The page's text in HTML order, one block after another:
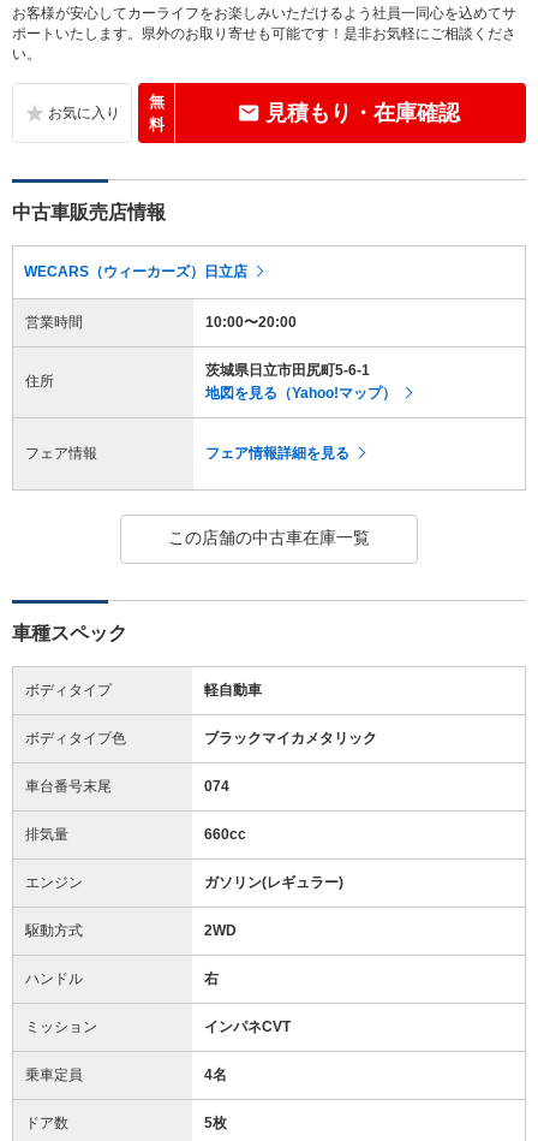
お客様が安心してカーライフをお楽しみいただけるよう社員一同心を込めてサ
ポートいたします。県外のお取り寄せも可能です！是非お気軽にご相談くださ
い。
無
料
見積もり・在庫確認
中古車販売店情報
WECARS（ウィーカーズ）日立店
営業時間 10:00〜20:00
住所
茨城県日立市田尻町5-6-1
地図を見る（Yahoo!マップ）
フェア情報 フェア情報詳細を見る
この店舗の中古車在庫一覧
車種スペック
ボディタイプ 軽自動車
ボディタイプ色 ブラックマイカメタリック
車台番号末尾 074
排気量 660cc
エンジン ガソリン(レギュラー)
駆動方式 2WD
ハンドル 右
ミッション インパネCVT
乗車定員 4名
ドア数 5枚